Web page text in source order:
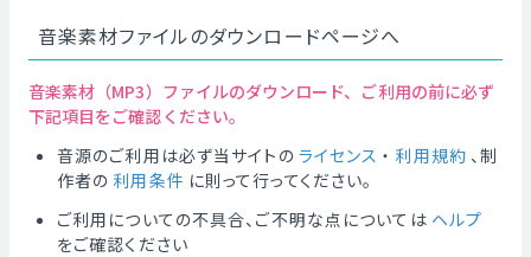
音楽素材ファイルのダウンロードページへ
音楽素材（MP3）ファイルのダウンロード、ご利用の前に必ず
下記項目をご確認ください。
音源のご利用は必ず当サイトの ライセンス ・ 利用規約 、制
作者の 利用条件 に則って行ってください。
ご利用についての不具合、ご不明な点については ヘルプ
をご確認ください